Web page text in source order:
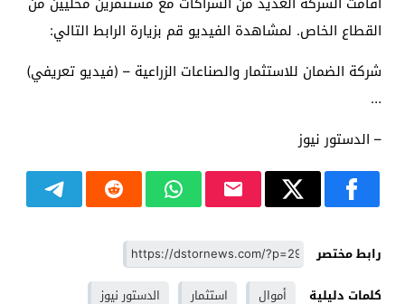
القطاع الخاص. لمشاهدة الفيديو قم بزيارة الرابط التالي:
شركة الضمان للاستثمار والصناعات الزراعية – (فيديو تعريفي)
…
– الدستور نيوز
رابط مختصر
كلمات دليلية
أموال استثمار الدستور نيوز